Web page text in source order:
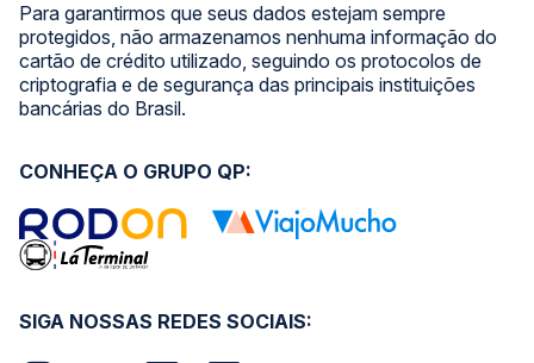
Para garantirmos que seus dados estejam sempre
protegidos, não armazenamos nenhuma informação do
cartão de crédito utilizado, seguindo os protocolos de
criptografia e de segurança das principais instituições
bancárias do Brasil.
SIGA NOSSAS REDES SOCIAIS:
CONHEÇA O GRUPO QP: